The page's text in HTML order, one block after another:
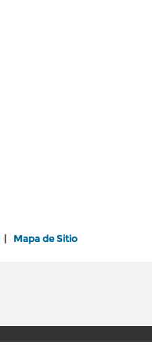
Mapa de Sitio